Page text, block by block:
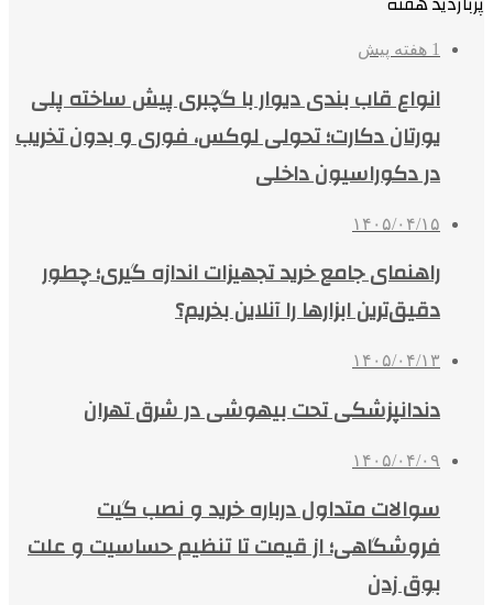
1 هفته پیش
انواع قاب بندی دیوار با گچبری پیش ساخته پلی
یورتان دکارت؛ تحولی لوکس، فوری و بدون تخریب
در دکوراسیون داخلی
۱۴۰۵/۰۴/۱۵
راهنمای جامع خرید تجهیزات اندازه گیری؛ چطور
دقیق‌ترین ابزارها را آنلاین بخریم؟
۱۴۰۵/۰۴/۱۳
دندانپزشکی تحت بیهوشی در شرق تهران
۱۴۰۵/۰۴/۰۹
سوالات متداول درباره خرید و نصب گیت
فروشگاهی؛ از قیمت تا تنظیم حساسیت و علت
بوق زدن